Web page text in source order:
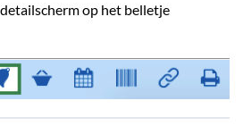
op het belletje